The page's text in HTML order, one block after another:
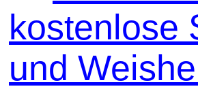
kostenlose
und